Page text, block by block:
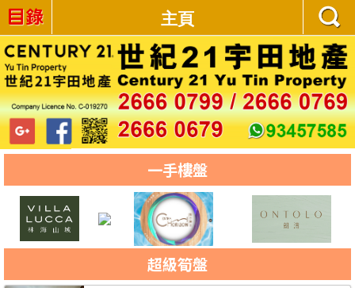
主頁
一手樓盤
超級筍盤